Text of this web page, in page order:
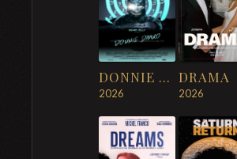
DONNIE DARKO
2026
DRAMA
2026